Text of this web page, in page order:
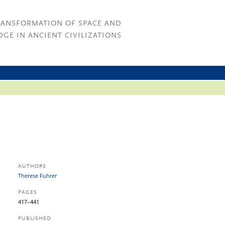
OF SPACE AND
IN ANCIENT CIVILIZATIONS
AUTHORS
Therese Fuhrer
PAGES
417–441
PUBLISHED